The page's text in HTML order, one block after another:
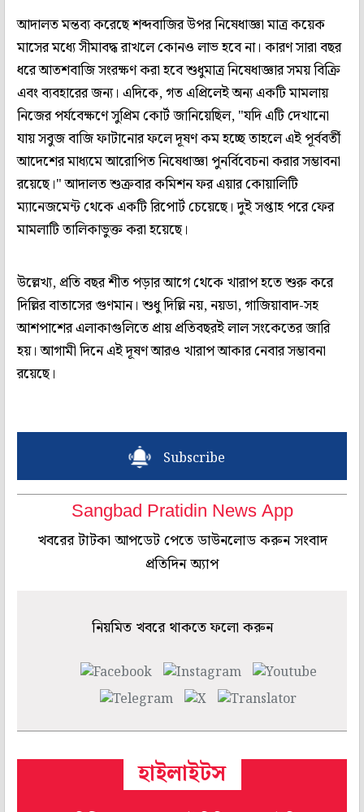
আদালত মন্তব্য করেছে শব্দবাজির উপর নিষেধাজ্ঞা মাত্র কয়েক
মাসের মধ্যে সীমাবদ্ধ রাখলে কোনও লাভ হবে না। কারণ সারা বছর
ধরে আতশবাজি সংরক্ষণ করা হবে শুধুমাত্র নিষেধাজ্ঞার সময় বিক্রি
এবং ব্যবহারের জন্য। এদিকে, গত এপ্রিলেই অন্য একটি মামলায়
নিজের পর্যবেক্ষণে সুপ্রিম কোর্ট জানিয়েছিল, "যদি এটি দেখানো
যায় সবুজ বাজি ফাটানোর ফলে দূষণ কম হচ্ছে তাহলে এই পূর্ববর্তী
আদেশের মাধ্যমে আরোপিত নিষেধাজ্ঞা পুনর্বিবেচনা করার সম্ভাবনা
রয়েছে।" আদালত শুক্রবার কমিশন ফর এয়ার কোয়ালিটি
ম্যানেজমেন্ট থেকে একটি রিপোর্ট চেয়েছে। দুই সপ্তাহ পরে ফের
মামলাটি তালিকাভুক্ত করা হয়েছে।
উল্লেখ্য, প্রতি বছর শীত পড়ার আগে থেকে খারাপ হতে শুরু করে
দিল্লির বাতাসের গুণমান। শুধু দিল্লি নয়, নয়ডা, গাজিয়াবাদ-সহ
আশপাশের এলাকাগুলিতে প্রায় প্রতিবছরই লাল সংকেতের জারি
হয়। আগামী দিনে এই দূষণ আরও খারাপ আকার নেবার সম্ভাবনা
রয়েছে।
Subscribe
Sangbad Pratidin News App
খবরের টাটকা আপডেট পেতে ডাউনলোড করুন সংবাদ
প্রতিদিন অ্যাপ
নিয়মিত খবরে থাকতে ফলো করুন
হাইলাইটস